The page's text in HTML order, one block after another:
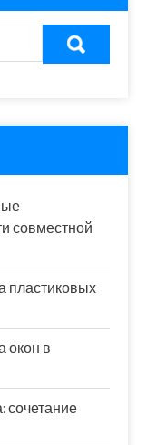
совместной
пластиковых
окон в
сочетание